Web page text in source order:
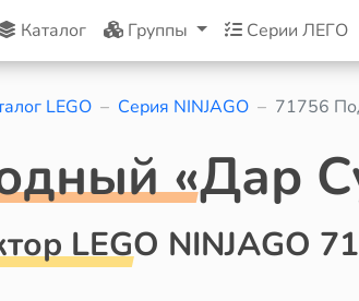
Каталог Группы Серии ЛЕГО
LEGO Серия NINJAGO 71756
«Дар
LEGO NINJAGO